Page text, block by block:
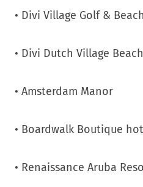
• Divi Village Golf &
• Divi Dutch Village
• Amsterdam Manor
• Boardwalk Boutique
• Renaissance Aruba